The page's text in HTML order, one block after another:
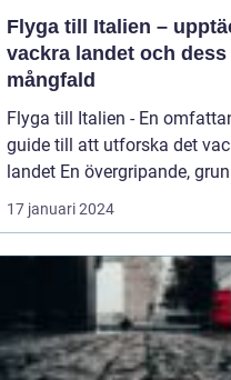
Flyga till Italien –
vackra landet och dess
mångfald
Flyga till Italien - En
guide till att utforska det
landet En övergripande,
17 januari 2024